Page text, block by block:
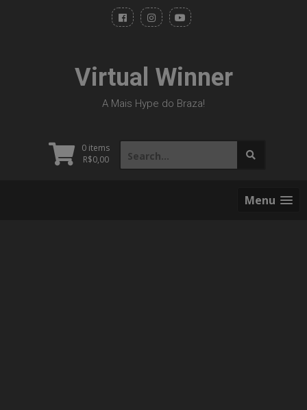
Virtual Winner
A Mais Hype do Braza!
0 items
R$0,00
Search
for:
Menu